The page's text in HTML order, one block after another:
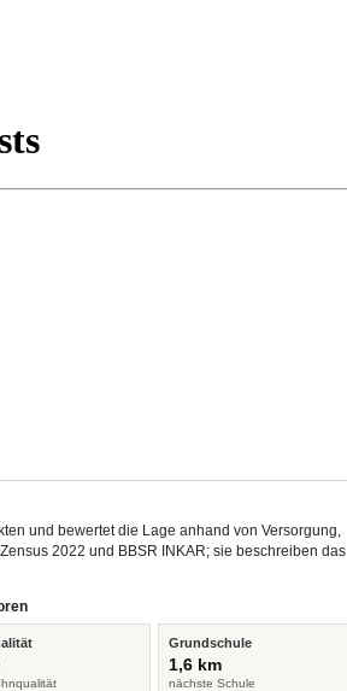
und bewertet die Lage anhand von Versorgung,
2022 und BBSR INKAR; sie beschreiben das
Grundschule
1,6 km
nächste Schule